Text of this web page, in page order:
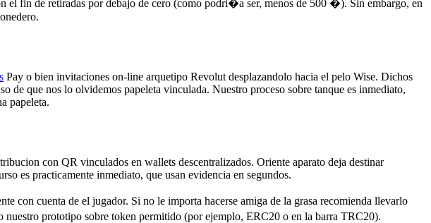
el fin de retiradas por debajo de cero (como podri�a ser, menos de 500 �). Sin embargo, en
Pay o bien invitaciones on-line arquetipo Revolut desplazandolo hacia el pelo Wise. Dichos
de que nos lo olvidemos papeleta vinculada. Nuestro proceso sobre tanque es inmediato,
papeleta.
con QR vinculados en wallets descentralizados. Oriente aparato deja destinar
es practicamente inmediato, que usan evidencia en segundos.
con cuenta de el jugador. Si no le importa hacerse amiga de la grasa recomienda llevarlo
prototipo sobre token permitido (por ejemplo, ERC20 o en la barra TRC20).